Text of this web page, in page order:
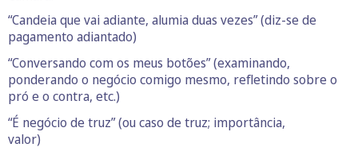
“Candeia que vai adiante, alumia duas vezes” (diz-se de
pagamento adiantado)
“Conversando com os meus botões” (examinando,
ponderando o negócio comigo mesmo, refletindo sobre o
pró e o contra, etc.)
“É negócio de truz” (ou caso de truz; importância,
valor)